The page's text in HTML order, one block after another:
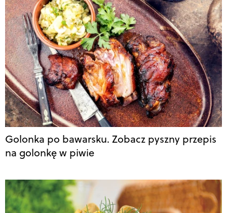
Golonka po bawarsku. Zobacz pyszny przepis
na golonkę w piwie